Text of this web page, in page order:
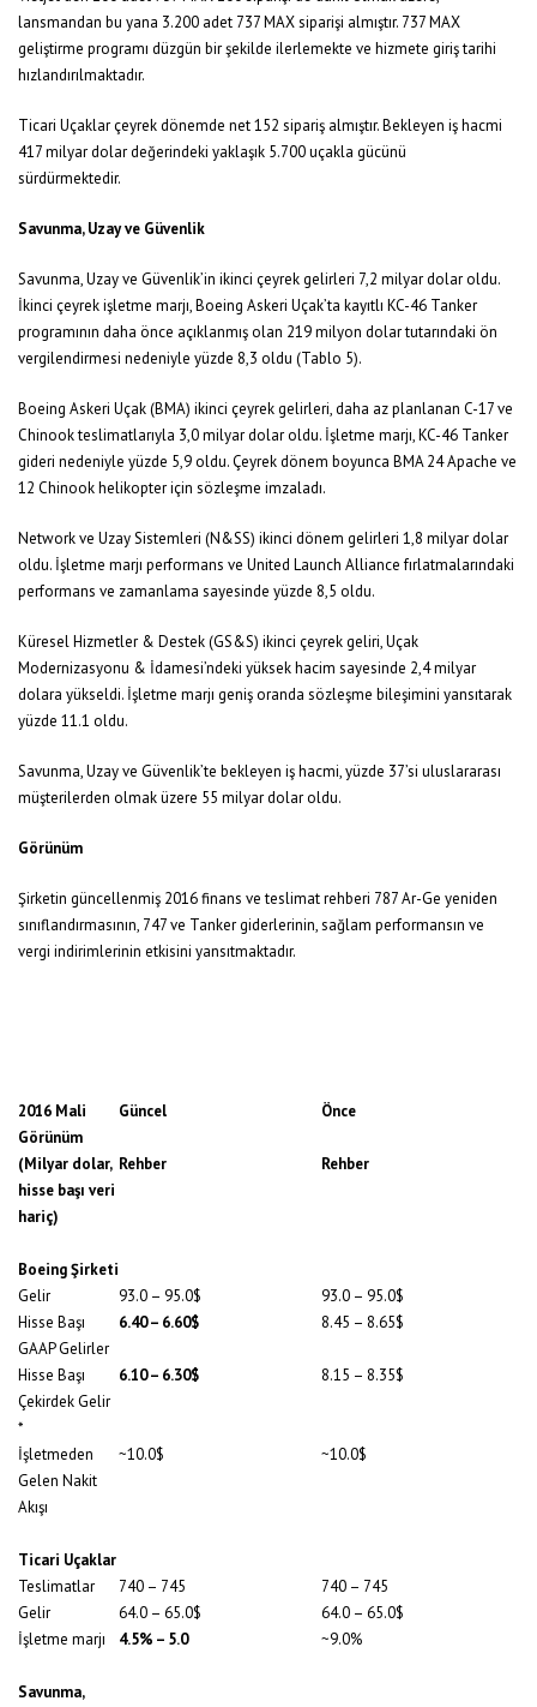
lansmandan bu yana 3.200 adet 737 MAX siparişi almıştır. 737 MAX
geliştirme programı düzgün bir şekilde ilerlemekte ve hizmete giriş tarihi
hızlandırılmaktadır.
Ticari Uçaklar çeyrek dönemde net 152 sipariş almıştır. Bekleyen iş hacmi
417 milyar dolar değerindeki yaklaşık 5.700 uçakla gücünü
sürdürmektedir.
Savunma, Uzay ve Güvenlik
Savunma, Uzay ve Güvenlik’in ikinci çeyrek gelirleri 7,2 milyar dolar oldu.
İkinci çeyrek işletme marjı, Boeing Askeri Uçak’ta kayıtlı KC-46 Tanker
programının daha önce açıklanmış olan 219 milyon dolar tutarındaki ön
vergilendirmesi nedeniyle yüzde 8,3 oldu (Tablo 5).
Boeing Askeri Uçak (BMA) ikinci çeyrek gelirleri, daha az planlanan C-17 ve
Chinook teslimatlarıyla 3,0 milyar dolar oldu. İşletme marjı, KC-46 Tanker
gideri nedeniyle yüzde 5,9 oldu. Çeyrek dönem boyunca BMA 24 Apache ve
12 Chinook helikopter için sözleşme imzaladı.
Network ve Uzay Sistemleri (N&SS) ikinci dönem gelirleri 1,8 milyar dolar
oldu. İşletme marjı performans ve United Launch Alliance fırlatmalarındaki
performans ve zamanlama sayesinde yüzde 8,5 oldu.
Küresel Hizmetler & Destek (GS&S) ikinci çeyrek geliri, Uçak
Modernizasyonu & İdamesi’ndeki yüksek hacim sayesinde 2,4 milyar
dolara yükseldi. İşletme marjı geniş oranda sözleşme bileşimini yansıtarak
yüzde 11.1 oldu.
Savunma, Uzay ve Güvenlik’te bekleyen iş hacmi, yüzde 37’si uluslararası
müşterilerden olmak üzere 55 milyar dolar oldu.
Görünüm
Şirketin güncellenmiş 2016 finans ve teslimat rehberi 787 Ar-Ge yeniden
sınıflandırmasının, 747 ve Tanker giderlerinin, sağlam performansın ve
vergi indirimlerinin etkisini yansıtmaktadır.
2016 Mali
Görünüm
Güncel Önce
(Milyar dolar,
hisse başı veri
hariç)
Rehber Rehber
Boeing Şirketi
Gelir
93.0 – 95.0$
93.0 – 95.0$
Hisse Başı
GAAP Gelirler
6.40 – 6.60$ 8.45 – 8.65$
Hisse Başı
Çekirdek Gelir
*
6.10 – 6.30$ 8.15 – 8.35$
İşletmeden
Gelen Nakit
Akışı
~10.0$ ~10.0$
Ticari Uçaklar
Teslimatlar
740 – 745
740 – 745
Gelir
64.0 – 65.0$
64.0 – 65.0$
İşletme marjı
4.5% – 5.0 ~9.0%
Savunma,